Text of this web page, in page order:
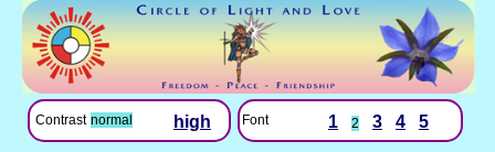
Contrast normal high Font 1 2 3 4 5